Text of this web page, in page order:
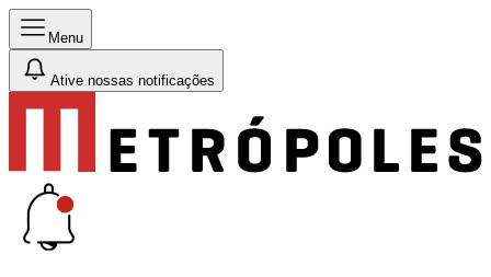
Menu
Ative nossas notificações